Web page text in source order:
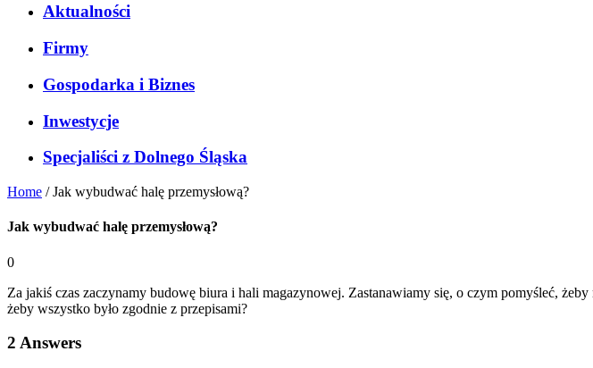
Aktualności
Firmy
Gospodarka i Biznes
Inwestycje
Specjaliści z Dolnego Śląska
Home /Jak wybudwać halę przemysłową?
Jak wybudwać halę przemysłową?
0
Za jakiś czas zaczynamy budowę biura i hali magazynowej. Zastanawiamy się, o czym pomyśleć,
żeby wszystko było zgodnie z przepisami?
2 Answers